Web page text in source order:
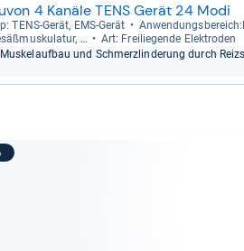
4 Kanäle TENS Gerät 24 Modi
TENS-​Gerät, EMS-​Gerät
…
Art: Frei­lie­gende Elek­tro­den
Mus­ke­lauf­bau und Schmerz­lin­de­rung durch